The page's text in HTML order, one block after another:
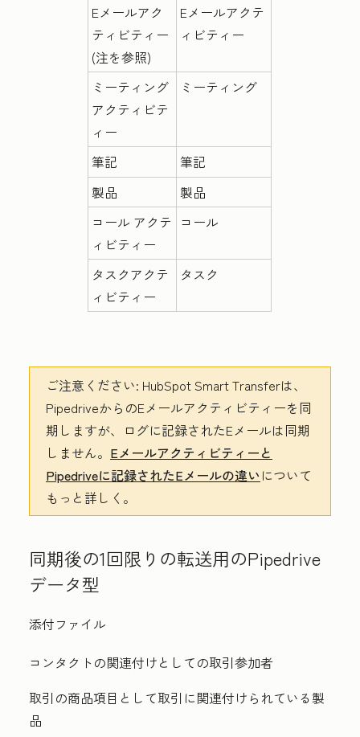
Eメールアク
ティビティー
(注を参照)
Eメールアクテ
ィビティー
ミーティング
アクティビテ
ィー
ミーティング
筆記
筆記
製品
製品
コール アクテ
ィビティー
コール
タスクアクテ
ィビティー
タスク
ご注意ください: HubSpot Smart Transferは、
PipedriveからのEメールアクティビティーを同
期しますが、ログに記録されたEメールは同期
しません。 Eメールアクティビティーと
Pipedriveに記録されたEメールの違いについて
もっと詳しく。
同期後の1回限りの転送用のPipedrive
データ型
添付ファイル
コンタクトの関連付けとしての取引参加者
取引の商品項目として取引に関連付けられている製
品